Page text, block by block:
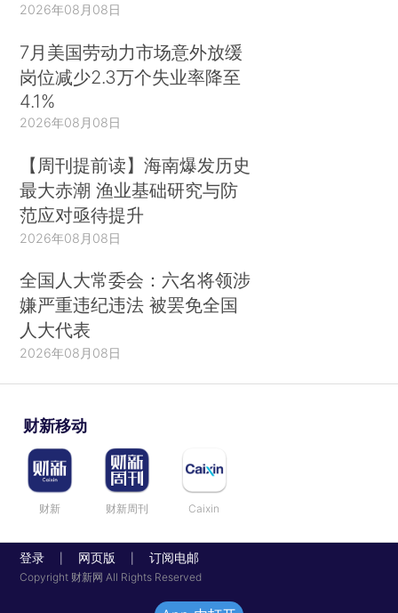
2026年08月08日
7月美国劳动力市场意外放缓
岗位减少2.3万个失业率降至
4.1%
2026年08月08日
【周刊提前读】海南爆发历史
最大赤潮 渔业基础研究与防
范应对亟待提升
2026年08月08日
全国人大常委会：六名将领涉
嫌严重违纪违法 被罢免全国
人大代表
2026年08月08日
财新移动
财新 财新周刊 Caixin
登录 网页版 订阅电邮
Copyright 财新网 All Rights Reserved